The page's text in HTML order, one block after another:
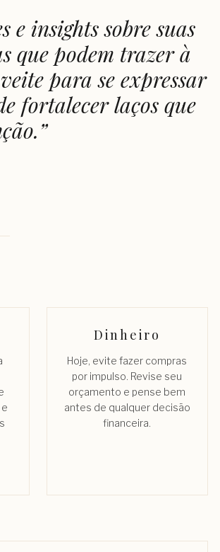
e insights sobre suas
que podem trazer à
para se expressar
fortalecer laços que
”
Dinheiro
Hoje, evite fazer compras
por impulso. Revise seu
orçamento e pense bem
antes de qualquer decisão
financeira.